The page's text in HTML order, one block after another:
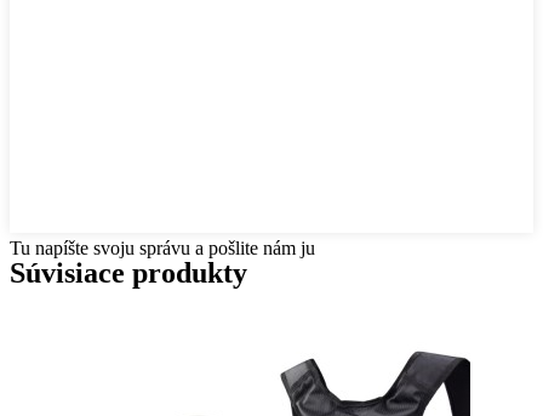
Tu napíšte svoju správu a pošlite nám ju
Súvisiace produkty